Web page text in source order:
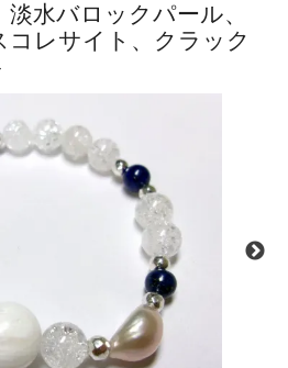
水バロックパール、
コレサイト、クラック